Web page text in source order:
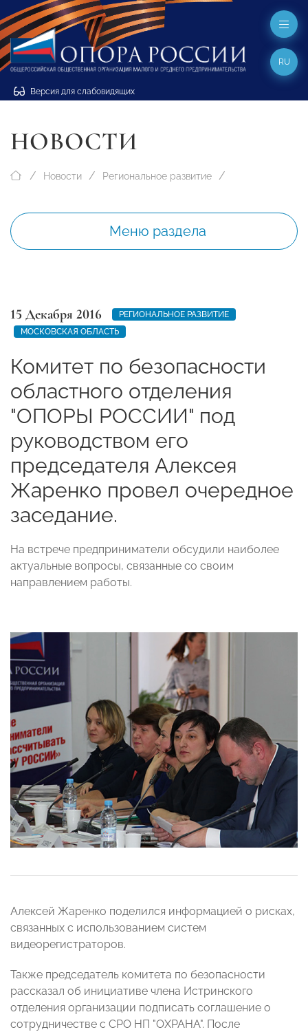
Версия для слабовидящих
RU
НОВОСТИ
Новости Региональное развитие
Меню раздела
15 Декабря 2016
РЕГИОНАЛЬНОЕ РАЗВИТИЕ
МОСКОВСКАЯ ОБЛАСТЬ
Комитет по безопасности
областного отделения
"ОПОРЫ РОССИИ" под
руководством его
председателя Алексея
Жаренко провел очередное
заседание.
На встрече предприниматели обсудили наиболее
актуальные вопросы, связанные со своим
направлением работы.
Алексей Жаренко поделился информацией о рисках,
связанных с использованием систем
видеорегистраторов.
Также председатель комитета по безопасности
рассказал об инициативе члена Истринского
отделения организации подписать соглашение о
сотрудничестве с СРО НП "ОХРАНА". После